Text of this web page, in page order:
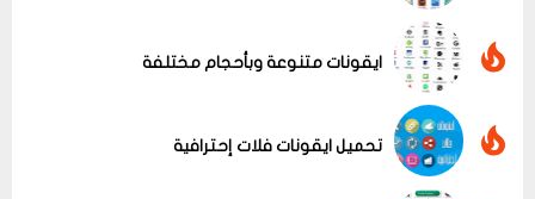
ايقونات متنوعة وبأحجام مختلفة
تحميل ايقونات فلات إحترافية